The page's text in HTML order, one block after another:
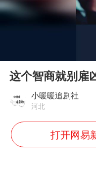
酒
Play
这个智商就别雇
小暖暖追剧社
河北
打开网易